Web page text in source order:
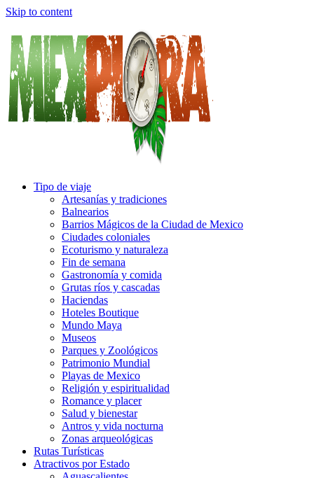
Skip to content
Tipo de viaje
Artesanías y tradiciones
Balnearios
Barrios Mágicos de la Ciudad de Mexico
Ciudades coloniales
Ecoturismo y naturaleza
Fin de semana
Gastronomía y comida
Grutas ríos y cascadas
Haciendas
Hoteles Boutique
Mundo Maya
Museos
Parques y Zoológicos
Patrimonio Mundial
Playas de Mexico
Religión y espiritualidad
Romance y placer
Salud y bienestar
Antros y vida nocturna
Zonas arqueológicas
Rutas Turísticas
Atractivos por Estado